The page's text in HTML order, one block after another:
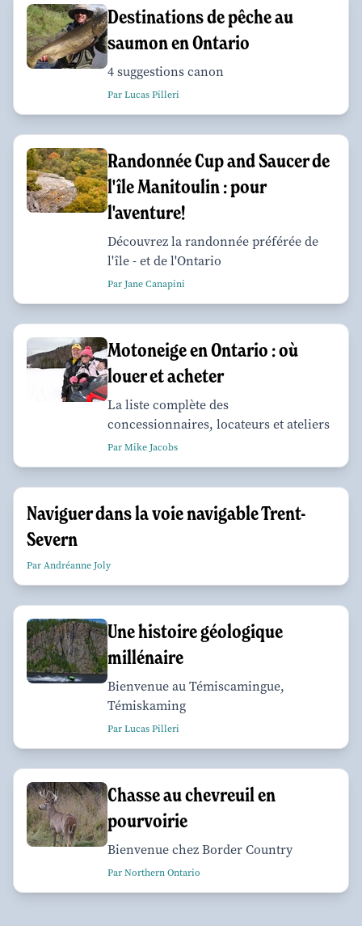
Destinations de pêche au
saumon en Ontario
4 suggestions canon
Par Lucas Pilleri
Randonnée Cup and Saucer de
l'île Manitoulin : pour
l'aventure!
Découvrez la randonnée préférée de
l'île - et de l'Ontario
Par Jane Canapini
Motoneige en Ontario : où
louer et acheter
La liste complète des
concessionnaires, locateurs et ateliers
Par Mike Jacobs
Naviguer dans la voie navigable Trent-
Severn
Par Andréanne Joly
Une histoire géologique
millénaire
Bienvenue au Témiscamingue,
Témiskaming
Par Lucas Pilleri
Chasse au chevreuil en
pourvoirie
Bienvenue chez Border Country
Par Northern Ontario